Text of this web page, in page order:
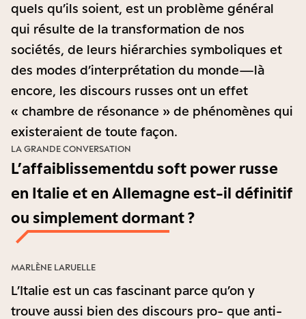
quels qu’ils soient, est un problème général
qui résulte de la transformation de nos
sociétés, de leurs hiérarchies symboliques et
des modes d’interprétation du monde—là
encore, les discours russes ont un effet
« chambre de résonance » de phénomènes qui
existeraient de toute façon.
L’affaiblissementdu soft power russe
en Italie et en Allemagne est-il définitif
ou simplement dormant ?
LA GRANDE CONVERSATION
L’Italie est un cas fascinant parce qu’on y
trouve aussi bien des discours pro- que anti-
MARLÈNE LARUELLE